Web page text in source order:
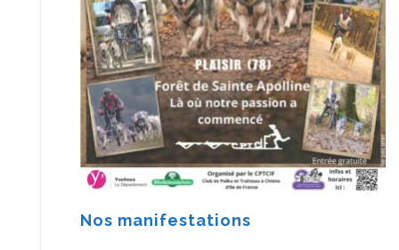
Nos manifestations